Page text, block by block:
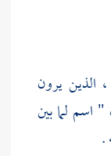
، الذين يرون
اسم لما بين
.